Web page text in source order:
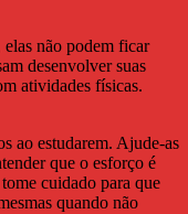
não podem ficar
desenvolver suas
atividades físicas.
ao estudarem. Ajude-as
que o esforço é
cuidado para que
quando não